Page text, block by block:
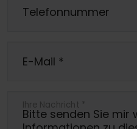
Telefonnummer
E-Mail *
Ihre Nachricht *